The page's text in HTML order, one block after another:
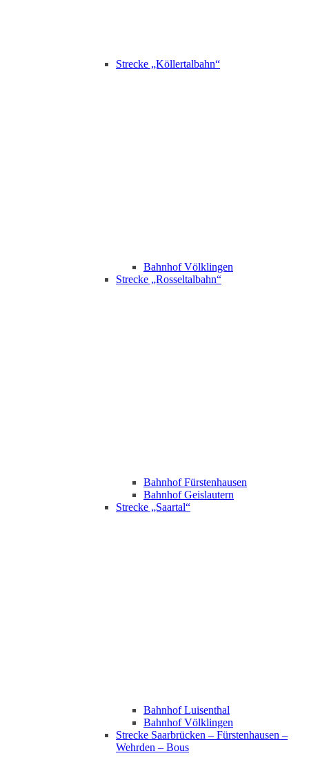
Strecke „Köllertalbahn“
Bahnhof Völklingen
Strecke „Rosseltalbahn“
Bahnhof Fürstenhausen
Bahnhof Geislautern
Strecke „Saartal“
Bahnhof Luisenthal
Bahnhof Völklingen
Strecke Saarbrücken – Fürstenhausen –
Wehrden – Bous